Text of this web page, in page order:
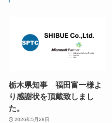
栃木県知事 福田富一様よ
り感謝状を頂戴致しまし
た。
2026年5月28日